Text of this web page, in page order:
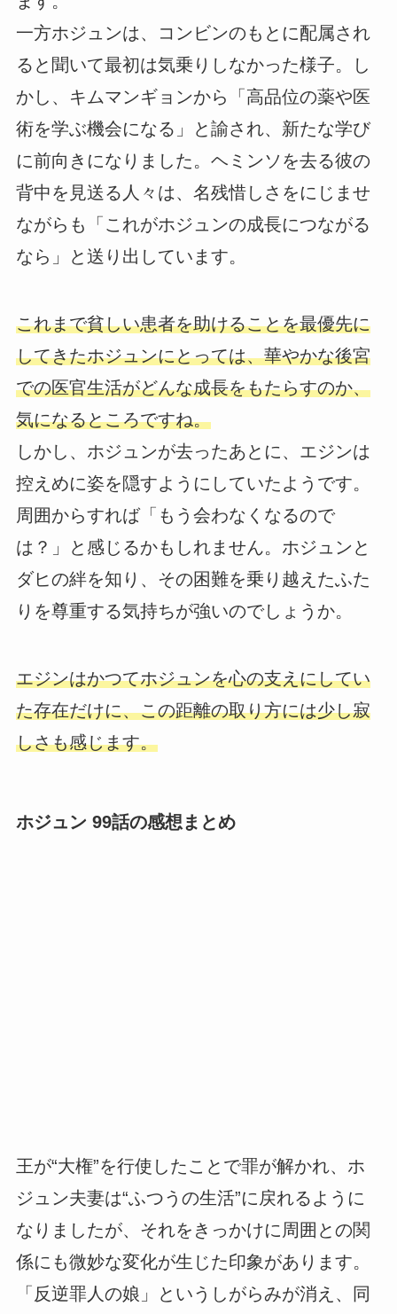
一方ホジュンは、コンビンのもとに配属され
ると聞いて最初は気乗りしなかった様子。し
かし、キムマンギョンから「高品位の薬や医
術を学ぶ機会になる」と諭され、新たな学び
に前向きになりました。ヘミンソを去る彼の
背中を見送る人々は、名残惜しさをにじませ
ながらも「これがホジュンの成長につながる
なら」と送り出しています。
これまで貧しい患者を助けることを最優先に
してきたホジュンにとっては、華やかな後宮
での医官生活がどんな成長をもたらすのか、
気になるところですね。
しかし、ホジュンが去ったあとに、エジンは
控えめに姿を隠すようにしていたようです。
周囲からすれば「もう会わなくなるので
は？」と感じるかもしれません。ホジュンと
ダヒの絆を知り、その困難を乗り越えたふた
りを尊重する気持ちが強いのでしょうか。
エジンはかつてホジュンを心の支えにしてい
た存在だけに、この距離の取り方には少し寂
しさも感じます。
ホジュン 99話の感想まとめ
王が“大権”を行使したことで罪が解かれ、ホ
ジュン夫妻は“ふつうの生活”に戻れるように
なりましたが、それをきっかけに周囲との関
係にも微妙な変化が生じた印象があります。
「反逆罪人の娘」というしがらみが消え、同